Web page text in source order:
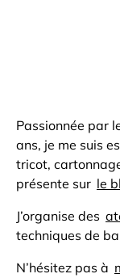
Passionnée par
ans, je me suis
tricot,
présente sur le
J’organise des
techniques de
N’hésitez pas à